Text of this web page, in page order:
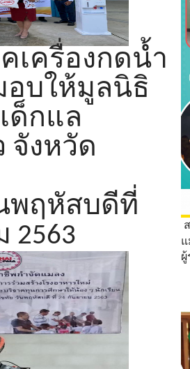
เครื่องกดน้ำ
อบให้มูลนิธิ
ด็กแล
จังหวัด
ฤหัสบดีที่
2563